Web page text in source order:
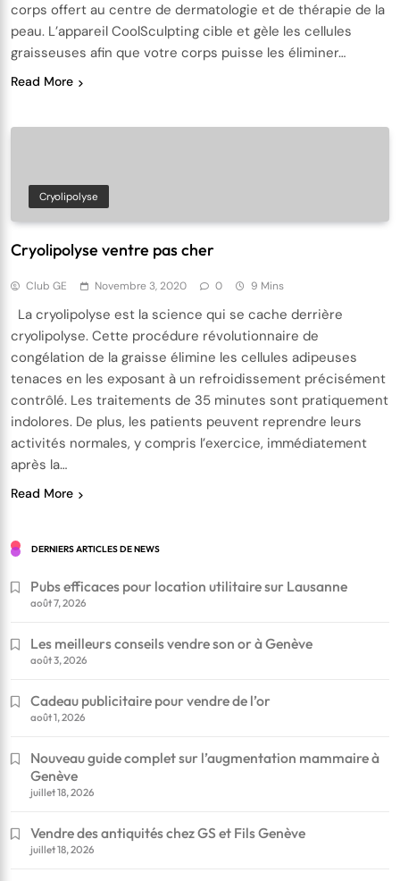
corps offert au centre de dermatologie et de thérapie de la
peau. L’appareil CoolSculpting cible et gèle les cellules
graisseuses afin que votre corps puisse les éliminer…
Read More
Cryolipolyse
Cryolipolyse ventre pas cher
Club GE Novembre 3, 2020 0 9 Mins
La cryolipolyse est la science qui se cache derrière
cryolipolyse. Cette procédure révolutionnaire de
congélation de la graisse élimine les cellules adipeuses
tenaces en les exposant à un refroidissement précisément
contrôlé. Les traitements de 35 minutes sont pratiquement
indolores. De plus, les patients peuvent reprendre leurs
activités normales, y compris l’exercice, immédiatement
après la…
Read More
DERNIERS ARTICLES DE NEWS
Pubs efficaces pour location utilitaire sur Lausanne
août 7, 2026
Les meilleurs conseils vendre son or à Genève
août 3, 2026
Cadeau publicitaire pour vendre de l’or
août 1, 2026
Nouveau guide complet sur l’augmentation mammaire à
Genève
juillet 18, 2026
Vendre des antiquités chez GS et Fils Genève
juillet 18, 2026